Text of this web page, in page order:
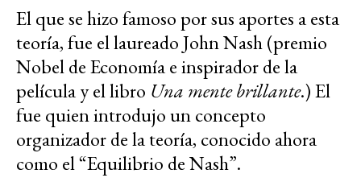
El que se hizo famoso por sus aportes a esta
teoría, fue el laureado John Nash (premio
Nobel de Economía e inspirador de la
película y el libro Una mente brillante.) El
fue quien introdujo un concepto
organizador de la teoría, conocido ahora
como el “Equilibrio de Nash”.